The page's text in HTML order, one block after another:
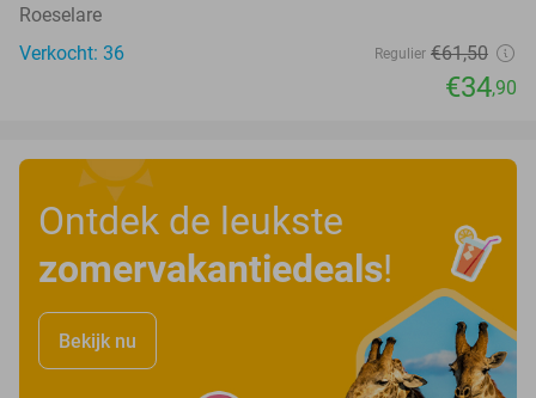
Roeselare
Verkocht: 36
Regulier €61,50
€34,90
Ontdek de leukste
zomervakantiedeals!
Bekijk nu